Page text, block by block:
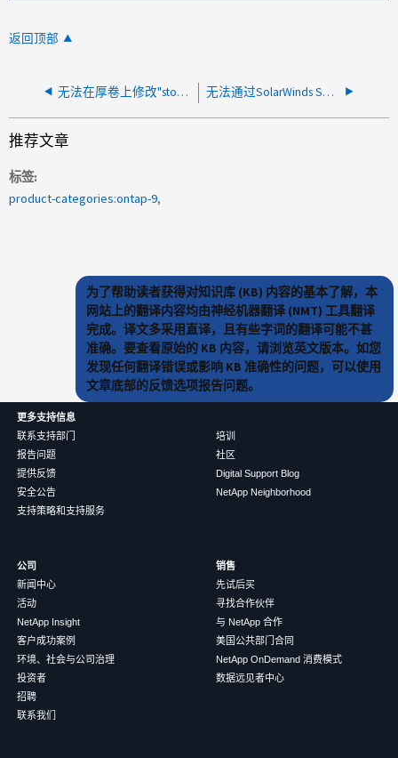
返回顶部
无法在厚卷上修改"storage-efficiency-mode to efficient" 无法通过SolarWinds SRM监控FlexGroup
推荐文章
标签
product-categories:ontap-9
为了帮助读者获得对知识库 (KB) 内容的基本了解，本
网站上的翻译内容均由神经机器翻译 (NMT) 工具翻译
完成。译文多采用直译，且有些字词的翻译可能不甚
准确。要查看原始的 KB 内容，请浏览英文版本。如您
发现任何翻译错误或影响 KB 准确性的问题，可以使用
文章底部的反馈选项报告问题。
更多支持信息
联系支持部门
报告问题
提供反馈
安全公告
支持策略和支持服务
培训
社区
Digital Support Blog
NetApp Neighborhood
公司
新闻中心
活动
NetApp Insight
客户成功案例
环境、社会与公司治理
投资者
招聘
联系我们
销售
先试后买
寻找合作伙伴
与 NetApp 合作
美国公共部门合同
NetApp OnDemand 消费模式
数据远见者中心